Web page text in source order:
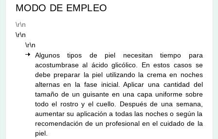
MODO DE EMPLEO
\r\n
\r\n
\r\n
Algunos tipos de piel necesitan tiempo para
acostumbrase al ácido glicólico. En estos casos se
debe preparar la piel utilizando la crema en noches
alternas en la fase inicial. Aplicar una cantidad del
tamaño de un guisante en una capa uniforme sobre
todo el rostro y el cuello. Después de una semana,
aumentar su aplicación a todas las noches o según la
recomendación de un profesional en el cuidado de la
piel.